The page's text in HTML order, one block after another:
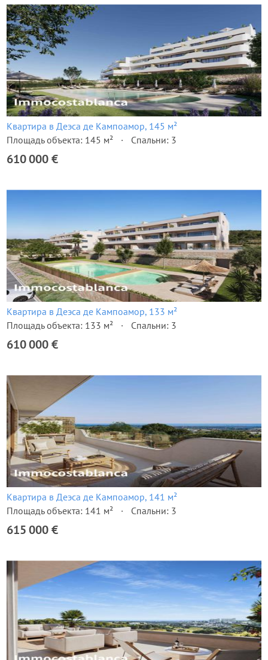
Квартира в Деэса де Кампоамор, 145 м²
Площадь объекта: 145 м²
Спальни: 3
610 000 €
Квартира в Деэса де Кампоамор, 133 м²
Площадь объекта: 133 м²
Спальни: 3
610 000 €
Квартира в Деэса де Кампоамор, 141 м²
Площадь объекта: 141 м²
Спальни: 3
615 000 €